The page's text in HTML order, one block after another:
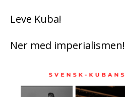
Leve Kuba!
Ner med imperialismen!